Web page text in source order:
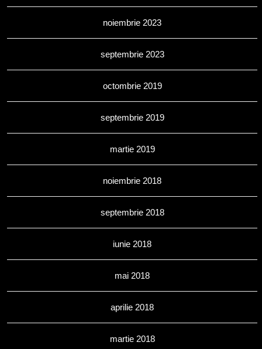
noiembrie 2023
septembrie 2023
octombrie 2019
septembrie 2019
martie 2019
noiembrie 2018
septembrie 2018
iunie 2018
mai 2018
aprilie 2018
martie 2018